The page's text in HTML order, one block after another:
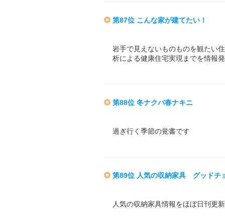
第87位 こんな家が建てたい！
岩手で見えないものものを観たい
析による健康住宅実現までを情報
第88位 冬ナクバ春ナキニ
過ぎ行く季節の覚書です
第89位 人気の収納家具 グッドチ
人気の収納家具情報をほぼ日刊更